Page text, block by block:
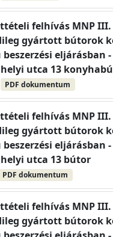
felhívás MNP III.
gyártott bútorok
eljárásban -
utca 13
PDF dokumentum
felhívás MNP III.
gyártott bútorok
eljárásban -
utca 13 bútor
PDF dokumentum
felhívás MNP III.
gyártott bútorok